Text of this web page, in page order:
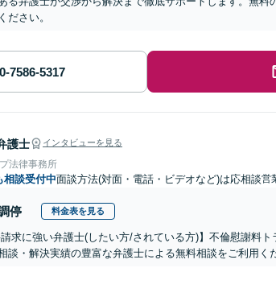
ださい。
護士 インタビューを見る
法律事務所
相談受付中面談方法(対面・電話・ビデオなど)は応相談営
停 料金表を見る
請求に強い弁護士(したい方/されている方)】不倫慰謝料
談・解決実績の豊富な弁護士による無料相談をご利用く